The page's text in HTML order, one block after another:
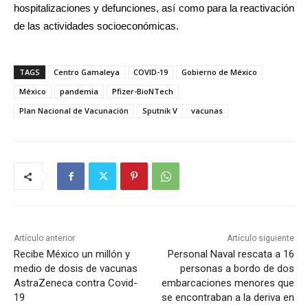
hospitalizaciones y defunciones, así como para la reactivación
de las actividades socioeconómicas.
TAGS Centro Gamaleya COVID-19
Gobierno de México
México
pandemia
Pfizer-BioNTech
Plan Nacional de Vacunación
Sputnik V vacunas
Artículo anterior
Recibe México un millón y
medio de dosis de vacunas
AstraZeneca contra Covid-
19
Artículo siguiente
Personal Naval rescata a 16
personas a bordo de dos
embarcaciones menores que
se encontraban a la deriva en